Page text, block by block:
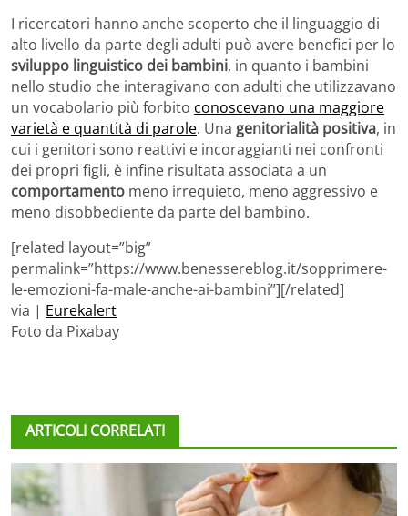
I ricercatori hanno anche scoperto che il linguaggio di
alto livello da parte degli adulti può avere benefici per lo
sviluppo linguistico dei bambini, in quanto i bambini
nello studio che interagivano con adulti che utilizzavano
un vocabolario più forbito conoscevano una maggiore
varietà e quantità di parole. Una genitorialità positiva, in
cui i genitori sono reattivi e incoraggianti nei confronti
dei propri figli, è infine risultata associata a un
comportamento meno irrequieto, meno aggressivo e
meno disobbediente da parte del bambino.
[related layout=”big”
permalink=”https://www.benessereblog.it/sopprimere-
le-emozioni-fa-male-anche-ai-bambini”][/related]
via | Eurekalert
Foto da Pixabay
ARTICOLI CORRELATI